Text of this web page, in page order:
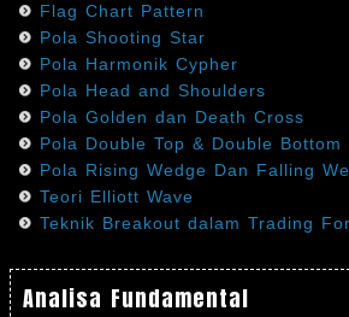
Flag Chart Pattern
Pola Shooting Star
Pola Harmonik Cypher
Pola Head and Shoulders
Pola Golden dan Death Cross
Pola Double Top & Double Bottom
Pola Rising Wedge Dan Falling
Teori Elliott Wave
Teknik Breakout dalam Trading
Analisa Fundamental